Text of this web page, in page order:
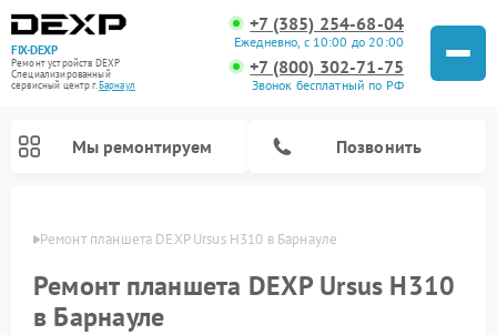
FIX-DEXP
Ремонт устройств DEXP
Специализированный
cервисный центр г.Барнаул
+7 (385) 254-68-04
Ежедневно, с 10:00 до 20:00
+7 (800) 302-71-75
Звонок бесплатный по РФ
Мы ремонтируем Позвонить
Ремонт планшета DEXP Ursus H310 в Барнауле
Ремонт планшета DEXP Ursus H310
в Барнауле